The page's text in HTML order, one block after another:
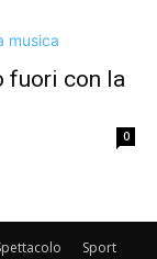
fuori con la
0
Sport